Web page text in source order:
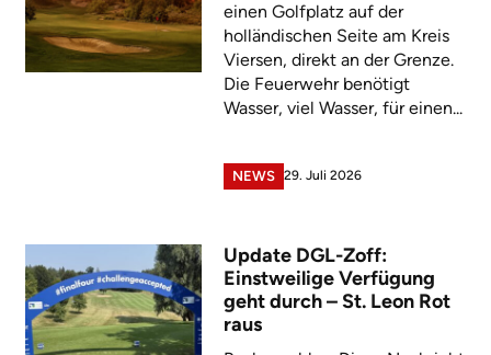
einen Golfplatz auf der
holländischen Seite am Kreis
Viersen, direkt an der Grenze.
Die Feuerwehr benötigt
Wasser, viel Wasser, für einen...
NEWS 29. Juli 2026
Update DGL-Zoff:
Einstweilige Verfügung
geht durch – St. Leon Rot
raus